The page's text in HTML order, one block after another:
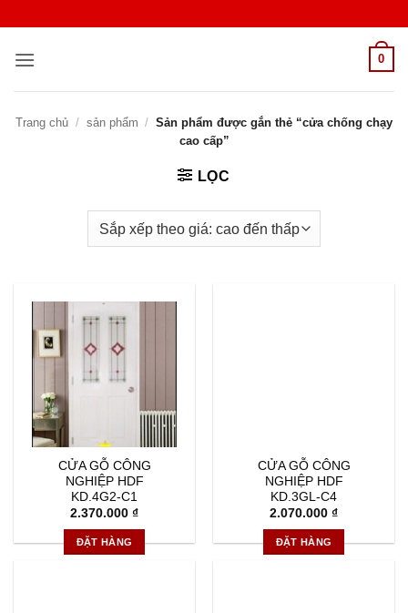
nội
0
Trang chủ / sản phẩm / Sản phẩm được gắn thẻ “cửa chống chạy
cao cấp”
LỌC
CỬA GỖ CÔNG
NGHIỆP HDF
KD.4G2-C1
2.370.000 ₫
ĐẶT HÀNG
CỬA GỖ CÔNG
NGHIỆP HDF
KD.3GL-C4
2.070.000 ₫
ĐẶT HÀNG